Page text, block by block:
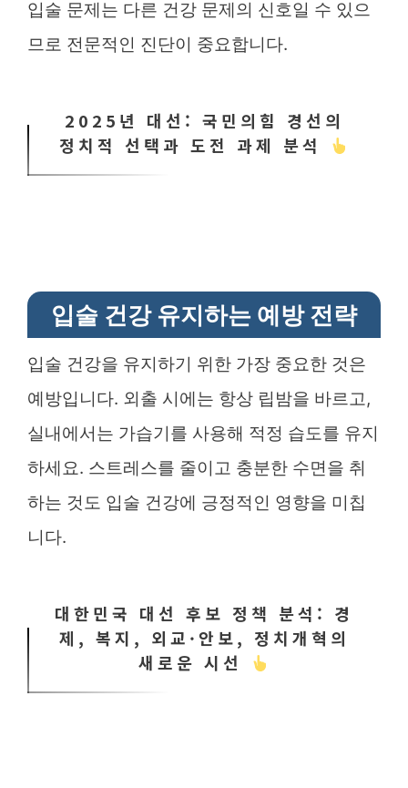
입술 문제는 다른 건강 문제의 신호일 수 있으
므로 전문적인 진단이 중요합니다.
2025년 대선: 국민의힘 경선의
정치적 선택과 도전 과제 분석
입술 건강 유지하는 예방 전략
입술 건강을 유지하기 위한 가장 중요한 것은
예방입니다. 외출 시에는 항상 립밤을 바르고,
실내에서는 가습기를 사용해 적정 습도를 유지
하세요. 스트레스를 줄이고 충분한 수면을 취
하는 것도 입술 건강에 긍정적인 영향을 미칩
니다.
대한민국 대선 후보 정책 분석: 경
제, 복지, 외교·안보, 정치개혁의
새로운 시선